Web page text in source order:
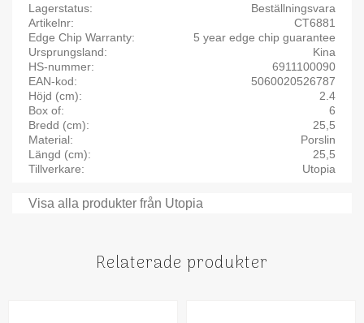
Lagerstatus
Beställningsvara
Artikelnr
CT6881
Edge Chip Warranty
5 year edge chip guarantee
Ursprungsland
Kina
HS-nummer
6911100090
EAN-kod
5060020526787
Höjd (cm)
2.4
Box of
6
Bredd (cm)
25,5
Material
Porslin
Längd (cm)
25,5
Tillverkare
Utopia
Visa alla produkter från Utopia
Relaterade produkter